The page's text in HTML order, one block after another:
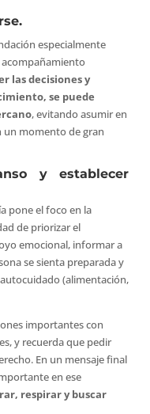
especialmente
las decisiones y
se puede
, evitando asumir en
un momento de gran
y establecer
pone el foco en la
de priorizar el
emocional, informar a
se sienta preparada y
(alimentación,
importantes con
y recuerda que pedir
En un mensaje final
en ese
respirar y buscar